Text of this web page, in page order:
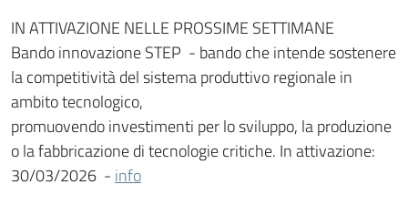
IN ATTIVAZIONE NELLE PROSSIME SETTIMANE
Bando innovazione STEP - bando che intende sostenere
la competitività del sistema produttivo regionale in
ambito tecnologico,
promuovendo investimenti per lo sviluppo, la produzione
o la fabbricazione di tecnologie critiche. In attivazione:
30/03/2026 - info